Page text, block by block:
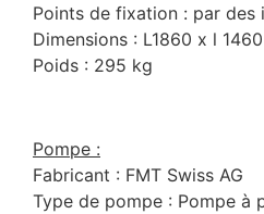
Points de fixation : par des
Dimensions : L1860 x l
Poids : 295 kg
Pompe :
Fabricant : FMT Swiss AG
Type de pompe : Pompe à